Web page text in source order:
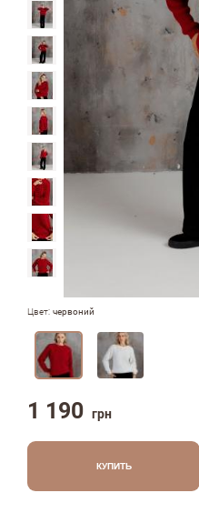
Цвет: червоний
1 190 грн
КУПИТЬ